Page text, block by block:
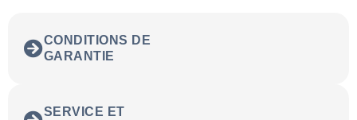
CONDITIONS DE
GARANTIE
SERVICE ET